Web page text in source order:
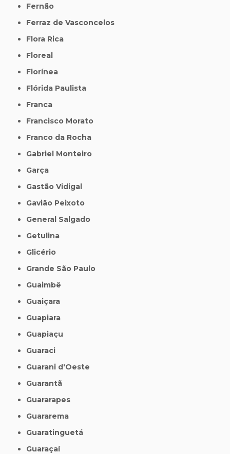
Fernão
Ferraz de Vasconcelos
Flora Rica
Floreal
Florínea
Flórida Paulista
Franca
Francisco Morato
Franco da Rocha
Gabriel Monteiro
Garça
Gastão Vidigal
Gavião Peixoto
General Salgado
Getulina
Glicério
Grande São Paulo
Guaimbê
Guaiçara
Guapiara
Guapiaçu
Guaraci
Guarani d'Oeste
Guarantã
Guararapes
Guararema
Guaratinguetá
Guaraçaí